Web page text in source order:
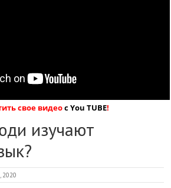
свое видеос You TUBE!
изучают
2020